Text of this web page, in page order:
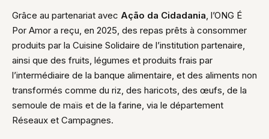
Grâce au partenariat avec Ação da Cidadania, l’ONG É
Por Amor a reçu, en 2025, des repas prêts à consommer
produits par la Cuisine Solidaire de l’institution partenaire,
ainsi que des fruits, légumes et produits frais par
l’intermédiaire de la banque alimentaire, et des aliments non
transformés comme du riz, des haricots, des œufs, de la
semoule de maïs et de la farine, via le département
Réseaux et Campagnes.